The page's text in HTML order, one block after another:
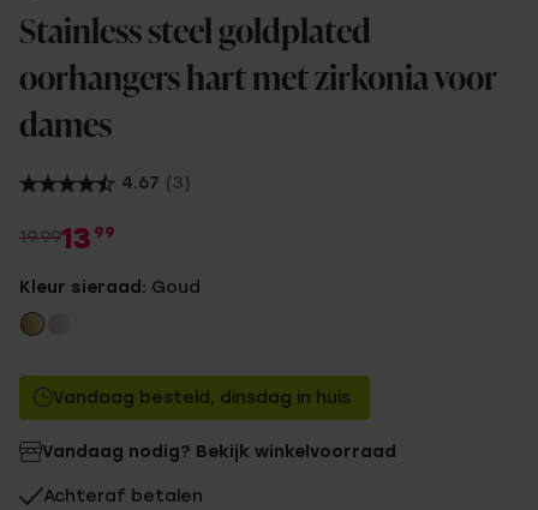
Stainless steel goldplated
oorhangers hart met zirkonia voor
dames
4.67 (3)
19.9913 99
Kleur sieraad: Goud
Vandaag besteld, dinsdag in huis
Vandaag nodig? Bekijk winkelvoorraad
Achteraf betalen